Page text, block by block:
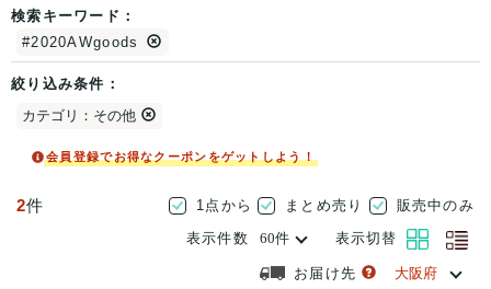
検索キーワード：
#2020AWgoods
絞り込み条件：
カテゴリ：その他
会員登録でお得なクーポンをゲットしよう！
2件 1点から まとめ売り
販売中のみ
表示件数
表示切替
お届け先